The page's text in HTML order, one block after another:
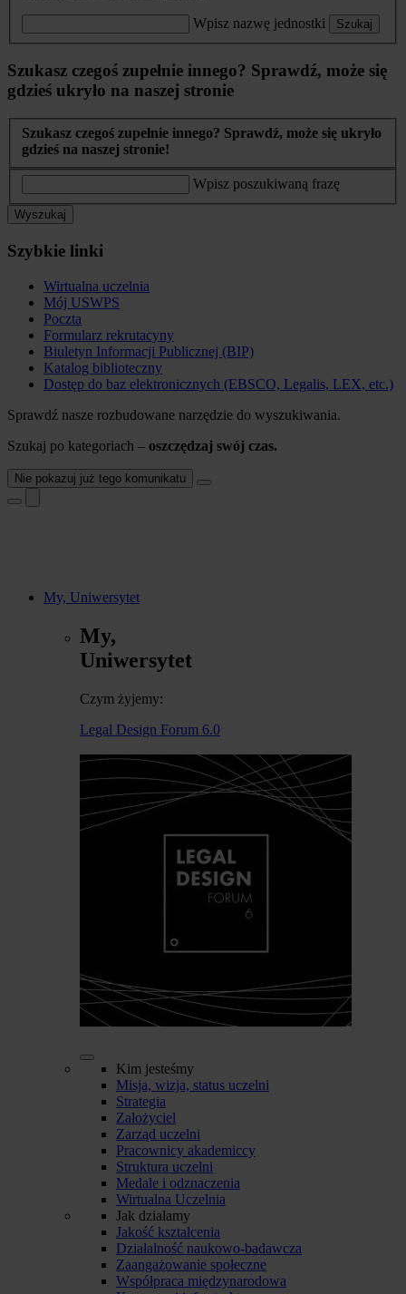
Wpisz nazwę jednostki Szukaj
Szukasz czegoś zupełnie innego? Sprawdź, może się
gdzieś ukryło na naszej stronie
Szukasz czegoś zupełnie innego? Sprawdź, może się ukryło
gdzieś na naszej stronie!
Wpisz poszukiwaną frazę
Wyszukaj
Szybkie linki
Wirtualna uczelnia
Mój USWPS
Poczta
Formularz rekrutacyny
Biuletyn Informacji Publicznej (BIP)
Katalog biblioteczny
Dostęp do baz elektronicznych (EBSCO, Legalis, LEX, etc.)
Sprawdź nasze rozbudowane narzędzie do wyszukiwania.
Szukaj po kategoriach – oszczędzaj swój czas.
Nie pokazuj już tego komunikatu
My, Uniwersytet
My,
Uniwersytet
Czym żyjemy:
Legal Design Forum 6.0
Kim jesteśmy
Misja, wizja, status uczelni
Strategia
Założyciel
Zarząd uczelni
Pracownicy akademiccy
Struktura uczelni
Medale i odznaczenia
Wirtualna Uczelnia
Jak działamy
Jakość kształcenia
Działalność naukowo-badawcza
Zaangażowanie społeczne
Współpraca międzynarodowa